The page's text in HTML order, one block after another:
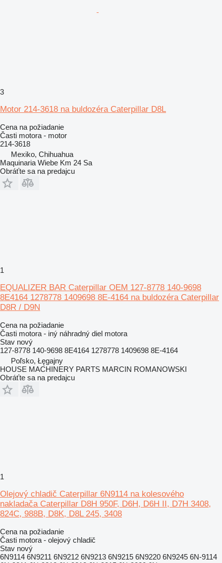
3
Motor 214-3618 na buldozéra Caterpillar D8L
Cena na požiadanie
Časti motora - motor
214-3618
Mexiko, Chihuahua
Maquinaria Wiebe Km 24 Sa
Obráťte sa na predajcu
1
EQUALIZER BAR Caterpillar OEM 127-8778 140-9698
8E4164 1278778 1409698 8E-4164 na buldozéra Caterpillar
D8R / D9N
Cena na požiadanie
Časti motora - iný náhradný diel motora
Stav nový
127-8778 140-9698 8E4164 1278778 1409698 8E-4164
Poľsko, Łęgajny
HOUSE MACHINERY PARTS MARCIN ROMANOWSKI
Obráťte sa na predajcu
1
Olejový chladič Caterpillar 6N9114 na kolesového
nakladača Caterpillar D8H 950F, D6H, D6H II, D7H 3408,
824C, 988B, D8K, D8L 245, 3408
Cena na požiadanie
Časti motora - olejový chladič
Stav nový
6N9114 6N9211 6N9212 6N9213 6N9215 6N9220 6N9245 6N-9114